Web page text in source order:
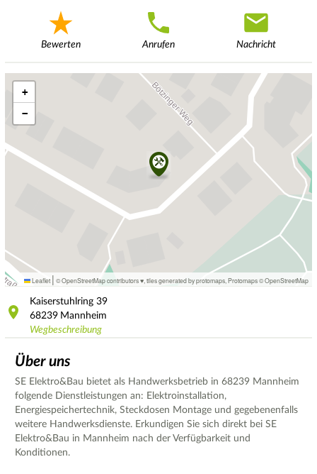
Bewerten Anrufen Nachricht
+
−
Leaflet | © OpenStreetMap contributors ♥, tiles generated by protomaps Protomaps©OpenStreetMap
Kaiserstuhlring 39
68239 Mannheim
Wegbeschreibung
Über uns
SE Elektro&Bau bietet als Handwerksbetrieb in 68239 Mannheim
folgende Dienstleistungen an: Elektroinstallation,
Energiespeichertechnik, Steckdosen Montage und gegebenenfalls
weitere Handwerksdienste. Erkundigen Sie sich direkt bei SE
Elektro&Bau in Mannheim nach der Verfügbarkeit und
Konditionen.